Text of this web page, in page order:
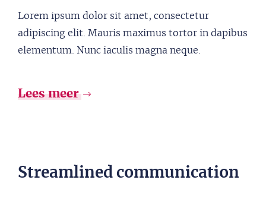
Lorem ipsum dolor sit amet, consectetur
adipiscing elit. Mauris maximus tortor in dapibus
elementum. Nunc iaculis magna neque.
Lees meer
Streamlined communication